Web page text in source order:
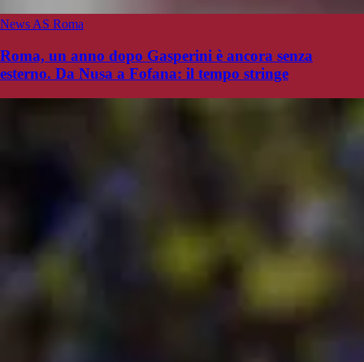
News AS Roma
Roma, un anno dopo Gasperini è ancora senza
esterno. Da Nusa a Fofana: il tempo stringe